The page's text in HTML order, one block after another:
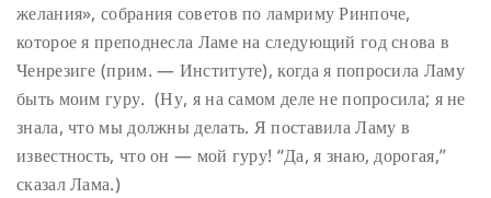
желания», собрания советов по ламриму Ринпоче,
которое я преподнесла Ламе на следующий год снова в
Ченрезиге (прим. — Институте), когда я попросила Ламу
быть моим гуру. (Ну, я на самом деле не попросила; я не
знала, что мы должны делать. Я поставила Ламу в
известность, что он — мой гуру! “Да, я знаю, дорогая,”
сказал Лама.)